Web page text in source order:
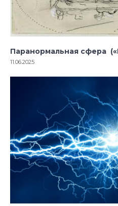
Паранормальная сфера
11.06.2025